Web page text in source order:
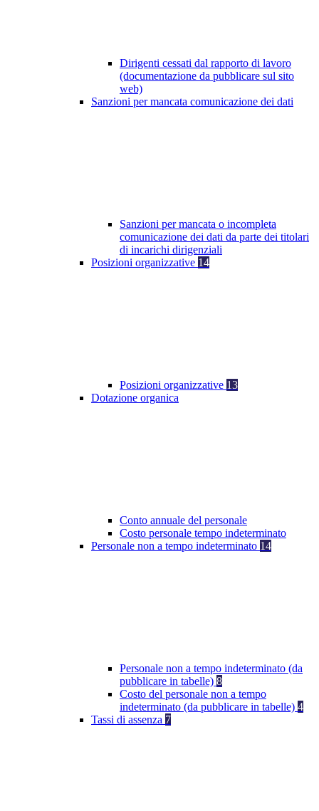
Dirigenti cessati dal rapporto di lavoro
(documentazione da pubblicare sul sito
web)
Sanzioni per mancata comunicazione dei dati
Sanzioni per mancata o incompleta
comunicazione dei dati da parte dei titolari
di incarichi dirigenziali
Posizioni organizzative 14
Posizioni organizzative 13
Dotazione organica
Conto annuale del personale
Costo personale tempo indeterminato
Personale non a tempo indeterminato 14
Personale non a tempo indeterminato (da
pubblicare in tabelle) 8
Costo del personale non a tempo
indeterminato (da pubblicare in tabelle) 4
Tassi di assenza 7